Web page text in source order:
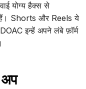
योग्य हैक्स से
हैं। Shorts और Reels ये
इन्हें अपने लंबे फ़ॉर्म